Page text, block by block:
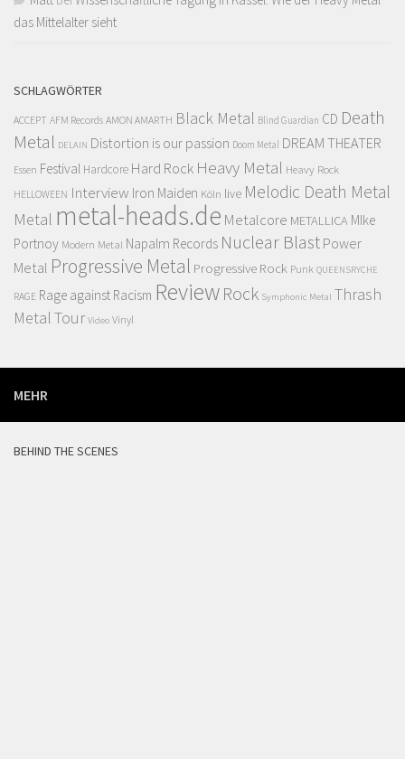
das Mittelalter sieht
SCHLAGWÖRTER
ACCEPT AFM Records AMON AMARTH Black Metal Blind Guardian CD Death
Metal DELAIN Distortion is our passion Doom Metal DREAM THEATER
Essen Festival Hardcore Hard Rock Heavy Metal Heavy Rock
HELLOWEEN Interview Iron Maiden Köln live Melodic Death Metal
Metal metal-heads.de Metalcore METALLICA MIke
Portnoy Modern Metal Napalm Records Nuclear Blast Power
Metal Progressive Metal Progressive Rock Punk QUEENSRYCHE
RAGE Rage against Racism Review Rock Symphonic Metal Thrash
MetalTour Video Vinyl
MEHR
BEHIND THE SCENES